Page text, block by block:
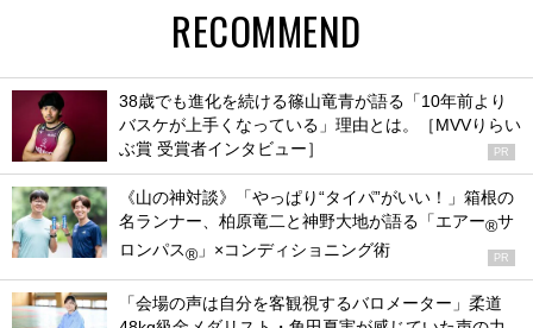
RECOMMEND
38歳でも進化を続ける篠山竜青が語る「10年前より
バスケが上手くなっている」理由とは。［MVVりらい
ぶ賞 受賞者インタビュー］
PR
《山の神対談》「やっぱり“タイパ”がいい！」箱根の
名ランナー、柏原竜二と神野大地が語る「エアー®サ
ロンパス® 」×コンディショニング術 PR
「会場の声は自分を客観視するバロメーター」柔道